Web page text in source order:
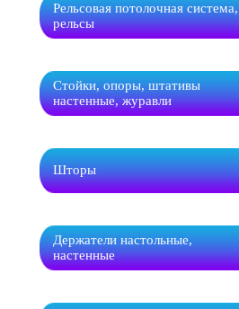
Рельсовая потолочная система,
рельсы
Стойки, опоры, штативы
настенные, журавли
Шторы
Держатели настольные,
настенные